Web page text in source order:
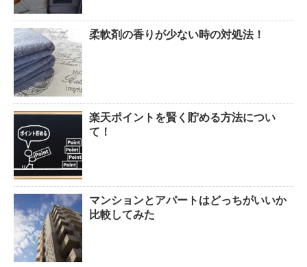
柔軟剤の香りが少ない時の対処法！
楽天ポイントを賢く貯める方法につい
て！
マンションとアパートはどっちがいいか
比較してみた